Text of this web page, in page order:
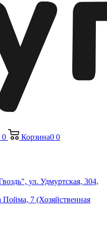
0 Корзина0 0
ул. Удмуртская, 304,
Пойма, 7 (Хозяйственная